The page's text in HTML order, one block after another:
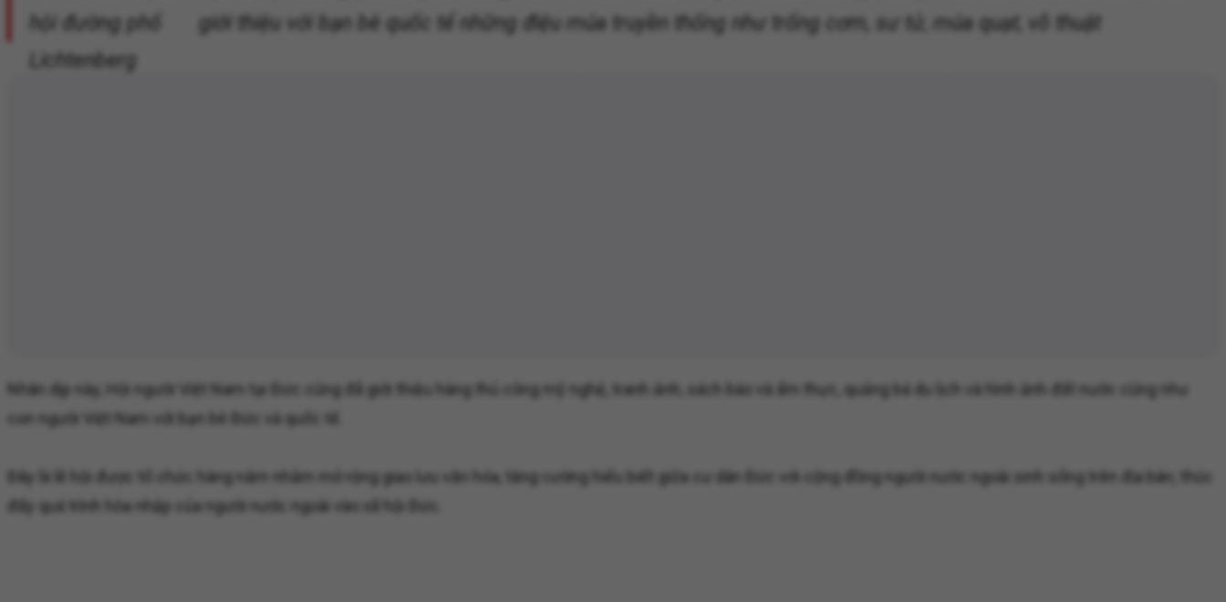
giới thiệu với bạn bè quốc tế những điệu múa truyền thống như trống cơm, sư tử, múa quạt, võ thuật
Nhân dịp này, Hội người Việt Nam tại Đức cũng đã giới thiệu hàng thủ công mỹ nghệ, tranh ảnh, sách báo và ẩm thực, quảng bá du lịch và hình ảnh đất nước cũng như
con người Việt Nam với bạn bè Đức và quốc tế.
Đây là lễ hội được tổ chức hàng năm nhằm mở rộng giao lưu văn hóa, tăng cường hiểu biết giữa cư dân Đức với cộng đồng người nước ngoài sinh sống trên địa bàn; thúc
đẩy quá trình hòa nhập của người nước ngoài vào xã hội Đức.